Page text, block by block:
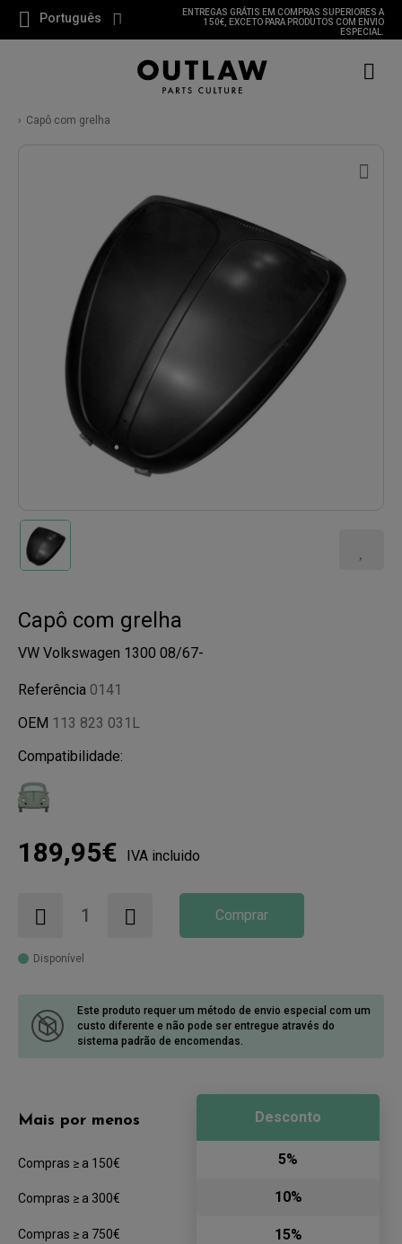
Português
ENTREGAS GRÁTIS EM COMPRAS SUPERIORES A
150€, EXCETO PARA PRODUTOS COM ENVIO
ESPECIAL.
Capô com grelha
Capô com grelha
VW Volkswagen 1300 08/67-
Referência 0141
OEM 113 823 031L
Compatibilidade:
189,95€ IVA incluido
Comprar
Disponível
Este produto requer um método de envio especial com um
custo diferente e não pode ser entregue através do
sistema padrão de encomendas.
Mais por menos
Compras ≥ a 150€
Compras ≥ a 300€
Compras ≥ a 750€
Desconto
5%
10%
15%